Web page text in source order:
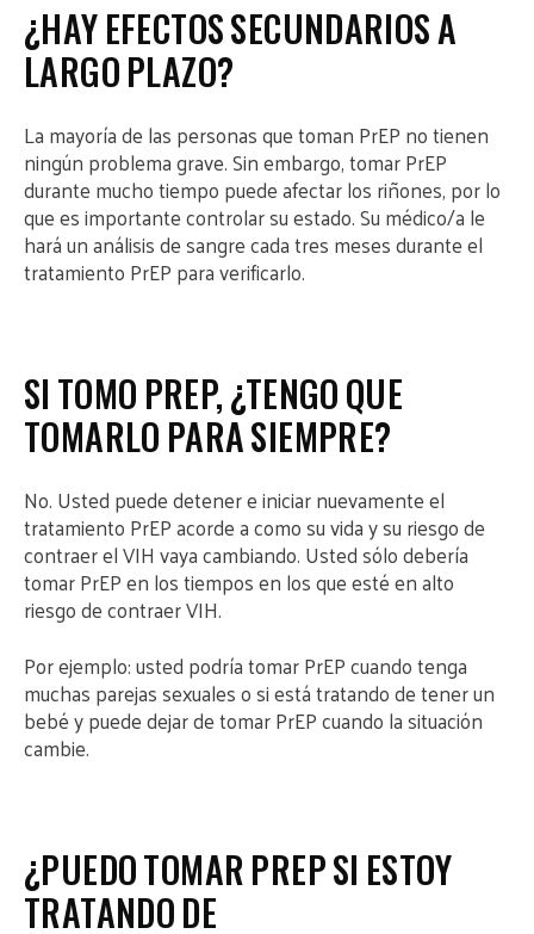
¿HAY EFECTOS SECUNDARIOS A
LARGO PLAZO?
La mayoría de las personas que toman PrEP no tienen
ningún problema grave. Sin embargo, tomar PrEP
durante mucho tiempo puede afectar los riñones, por lo
que es importante controlar su estado. Su médico/a le
hará un análisis de sangre cada tres meses durante el
tratamiento PrEP para verificarlo.
SI TOMO PREP, ¿TENGO QUE
TOMARLO PARA SIEMPRE?
No. Usted puede detener e iniciar nuevamente el
tratamiento PrEP acorde a como su vida y su riesgo de
contraer el VIH vaya cambiando. Usted sólo debería
tomar PrEP en los tiempos en los que esté en alto
riesgo de contraer VIH.
Por ejemplo: usted podría tomar PrEP cuando tenga
muchas parejas sexuales o si está tratando de tener un
bebé y puede dejar de tomar PrEP cuando la situación
cambie.
¿PUEDO TOMAR PREP SI ESTOY
TRATANDO DE